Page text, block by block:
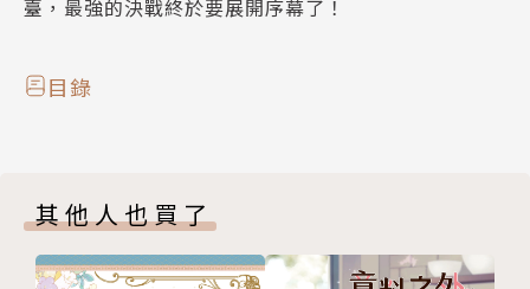
臺，最強的決戰終於要展開序幕了！
目錄
其他人也買了